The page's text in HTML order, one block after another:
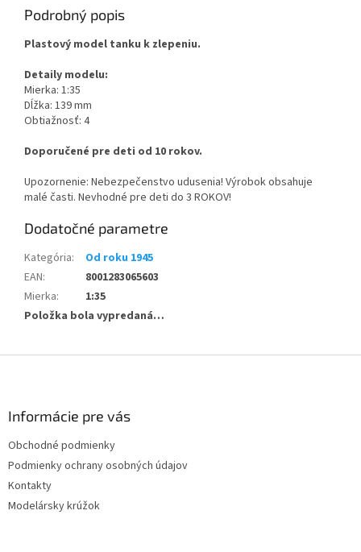
Podrobný popis
Plastový model tanku k zlepeniu.
Detaily modelu:
Mierka: 1:35
Dĺžka: 139 mm
Obtiažnosť: 4
Doporučené pre deti od 10 rokov.
Upozornenie: Nebezpečenstvo udusenia! Výrobok obsahuje
malé časti. Nevhodné pre deti do 3 ROKOV!
Dodatočné parametre
Kategória:
Od roku 1945
EAN:
8001283065603
Mierka:
1:35
Položka bola vypredaná…
Informácie pre vás
Obchodné podmienky
Podmienky ochrany osobných údajov
Kontakty
Modelársky krúžok